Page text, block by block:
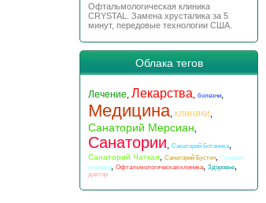
Офтальмологическая клиника
CRYSTAL. Замена хрусталика за 5
минут, передовые технологии США.
Облака тегов
Лечение Лекарства болезни
Медицина клиники
Санаторий Мерсиан
Санатории Санаторий Ботаника
Санаторий Чаткал Санаторий Бустон
Глазная
клиника
Офтальмологическая клиника Здоровье
доктор